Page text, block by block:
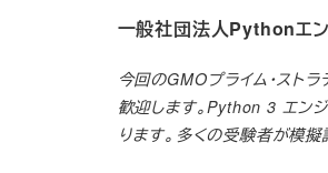
一般社団法人Pythonエ
今回のGMOプライム・ス
歓迎します。Python 3 エン
ります。多くの受験者が模